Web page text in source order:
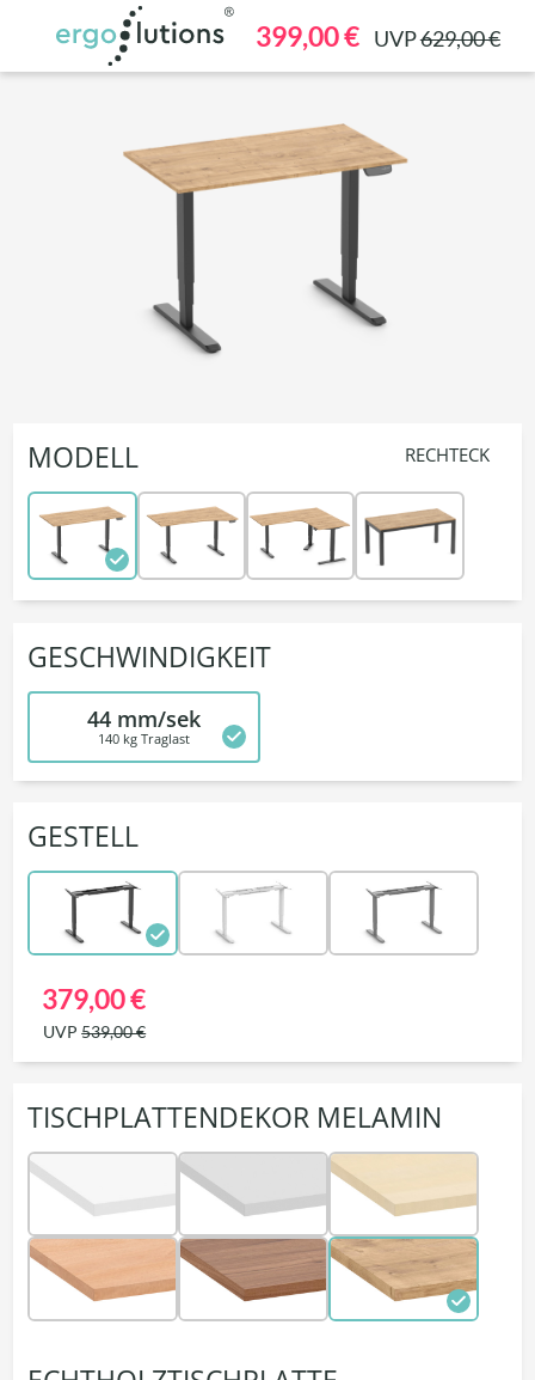
399,00 € UVP629,00 €
MODELL RECHTECK
GESCHWINDIGKEIT
44 mm/sek
140 kg Traglast
GESTELL
379,00 €
UVP539,00 €
TISCHPLATTENDEKOR MELAMIN